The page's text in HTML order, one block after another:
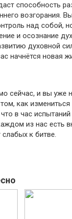
способность
возгорания.
над собой,
и осознание
духовной
начнётся новая
сейчас, и вы уже
как
в час
из нас есть
слабых к битве.